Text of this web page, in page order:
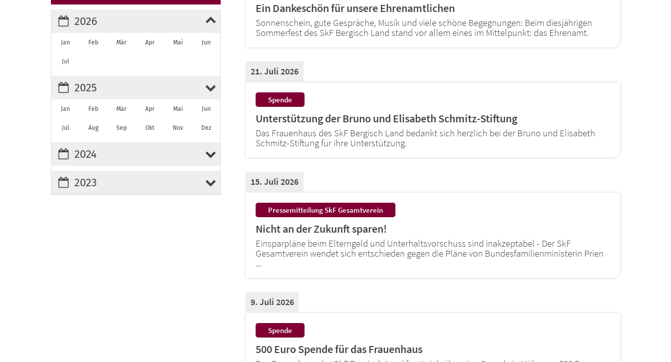
Ein Dankeschön für unsere Ehrenamtlichen
Sonnenschein, gute Gespräche, Musik und viele schöne Begegnungen: Beim diesjährigen
Sommerfest des SkF Bergisch Land stand vor allem eines im Mittelpunkt: das Ehrenamt.
Spende
Unterstützung der Bruno und Elisabeth Schmitz-Stiftung
21. Juli 2026
Das Frauenhaus des SkF Bergisch Land bedankt sich herzlich bei der Bruno und Elisabeth
Schmitz-Stiftung für ihre Unterstützung.
Pressemitteilung SkF Gesamtverein:
Nicht an der Zukunft sparen!
15. Juli 2026
Einsparpläne beim Elterngeld und Unterhaltsvorschuss sind inakzeptabel - Der SkF
Gesamtverein wendet sich entschieden gegen die Pläne von Bundesfamilienministerin Prien
...
Spende
500 Euro Spende für das Frauenhaus
9. Juli 2026
2026
Jan Feb Mär Apr Mai Jun
Jul
2025
Jan Feb Mär Apr Mai Jun
Jul Aug Sep Okt Nov Dez
2024
2023